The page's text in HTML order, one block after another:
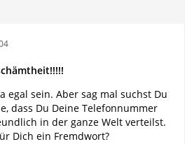
egal sein. Aber sag mal suchst Du
dass Du Deine Telefonnummer
in der ganze Welt verteilst.
Dich ein Fremdwort?